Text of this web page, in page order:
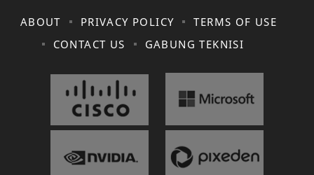
ABOUT PRIVACY POLICY
TERMS OF USE
CONTACT US
GABUNG TEKNISI